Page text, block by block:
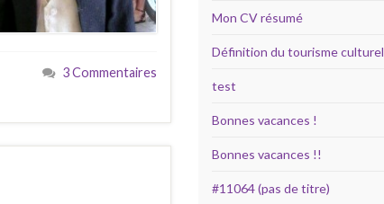
3 Commentaires
Mon CV résumé
Définition du tourisme culturel
test
Bonnes vacances !
Bonnes vacances !!
#11064 (pas de titre)